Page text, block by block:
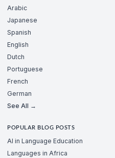
Arabic
Japanese
Spanish
English
Dutch
Portuguese
French
German
See All →
POPULAR BLOG POSTS
AI in Language Education
Languages in Africa